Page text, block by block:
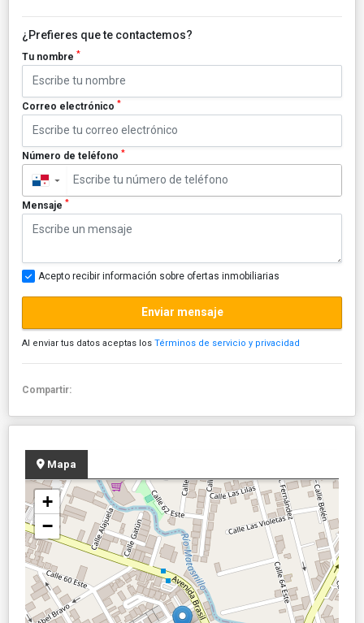
¿Prefieres que te contactemos?
Tu nombre *
Correo electrónico *
Número de teléfono *
▼
Mensaje *
Acepto recibir información sobre ofertas inmobiliarias
Enviar mensaje
Al enviar tus datos aceptas los Términos de servicio y privacidad
Compartir:
Mapa
+
−